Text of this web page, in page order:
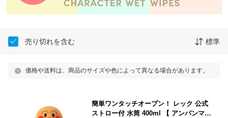
売り切れを含む 標準
価格や送料は、商品のサイズや色によって異なる場合があります。
簡単ワンタッチオープン！ レック 公式
ストロー付 水筒 400ml 【 アンパンマン